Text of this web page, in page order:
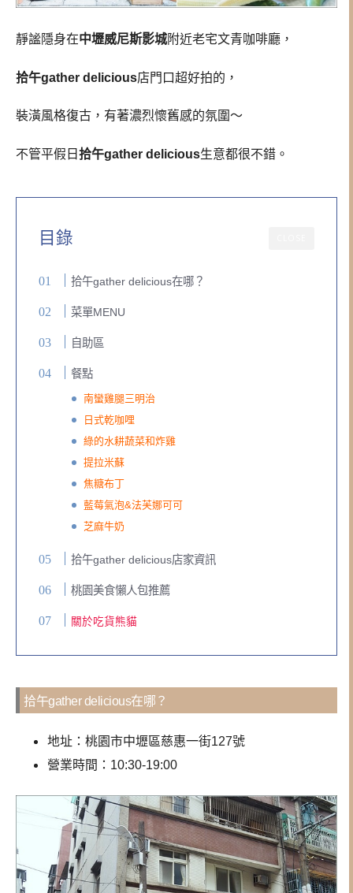
靜謐隱身在中壢威尼斯影城附近老宅文青咖啡廳，
拾午gather delicious店門口超好拍的，
裝潢風格復古，有著濃烈懷舊感的氛圍～
不管平假日 拾午gather delicious生意都很不錯。
目錄
拾午gather delicious在哪？
菜單MENU
自助區
餐點
南蠻雞腿三明治
日式乾咖哩
綠的水耕蔬菜和炸雞
提拉米蘇
焦糖布丁
藍莓氣泡&法芙娜可可
芝麻牛奶
拾午gather delicious店家資訊
桃園美食懶人包推薦
關於吃貨熊貓
拾午gather delicious在哪？
地址：桃園市中壢區慈惠一街127號
營業時間：10:30-19:00